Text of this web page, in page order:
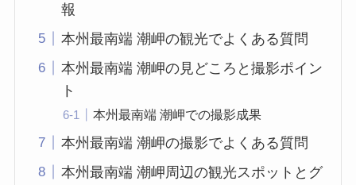
報
本州最南端 潮岬の観光でよくある質問
本州最南端 潮岬の見どころと撮影ポイン
ト
本州最南端 潮岬での撮影成果
本州最南端 潮岬の撮影でよくある質問
本州最南端 潮岬周辺の観光スポットとグ